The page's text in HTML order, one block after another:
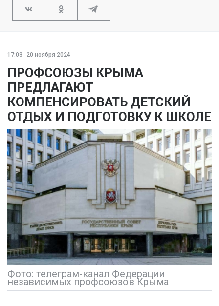
17:03 20 ноября 2024
ПРОФСОЮЗЫ КРЫМА
ПРЕДЛАГАЮТ
КОМПЕНСИРОВАТЬ ДЕТСКИЙ
ОТДЫХ И ПОДГОТОВКУ К ШКОЛЕ
Фото: телеграм-канал Федерации
независимых профсоюзов Крыма